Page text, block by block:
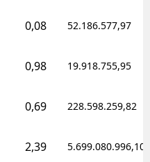
0,08 52.186.577,97
0,98 19.918.755,95
0,69 228.598.259,82
2,39 5.699.080.996,10